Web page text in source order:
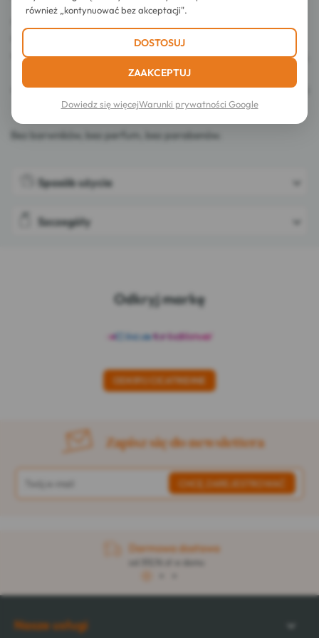
po peelingu, depilacji i laserze,
zmiany powierzchowne: spierzchnięcia, otarcia, wysypki,
oparzenia I i II stopnia, powierzchowne skaleczenia,
rany głębokie: rany chirurgiczne, rany odleżynowe i
owrzodzenia.
Bez barwników, bez perfum, bez parabenów.
Sposób użycia
Szczegóły
Odkryj markę
ODKRYJ CICATRIDINE
Zapisz się do newslettera
Darmowa dostawa
Nasze usługi
również „kontynuować bez akceptacji".
DOSTOSUJ
ZAAKCEPTUJ
Dowiedz się więcejWarunki prywatności Google